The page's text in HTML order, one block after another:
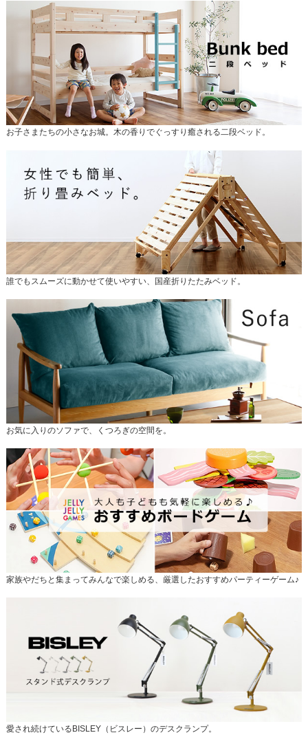
お子さまたちの小さなお城。木の香りでぐっすり癒される二段ベッド。
誰でもスムーズに動かせて使いやすい、国産折りたたみベッド。
お気に入りのソファで、くつろぎの空間を。
家族やだちと集まってみんなで楽しめる、厳選したおすすめパーティーゲーム♪
愛され続けているBISLEY（ビスレー）のデスクランプ。